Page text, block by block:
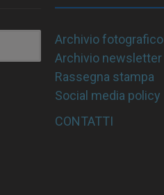
Archivio fotografico
Archivio newsletter
Rassegna stampa
Social media policy
CONTATTI